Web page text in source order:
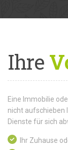
Ihre
Eine Immobilie
nicht aufschieben
Dienste für sich
Ihr Zuhause